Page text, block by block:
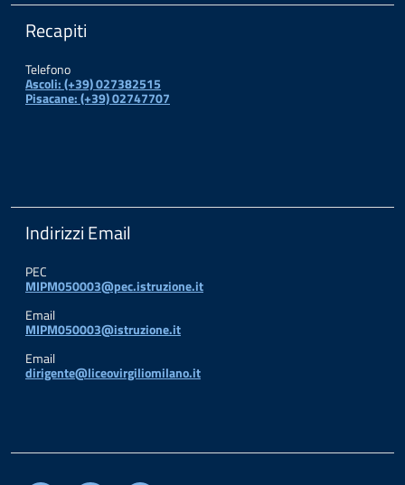
Recapiti
Telefono
Ascoli: (+39) 027382515
Pisacane: (+39) 02747707
Indirizzi Email
PEC
MIPM050003@pec.istruzione.it
Email
MIPM050003@istruzione.it
Email
dirigente@liceovirgiliomilano.it